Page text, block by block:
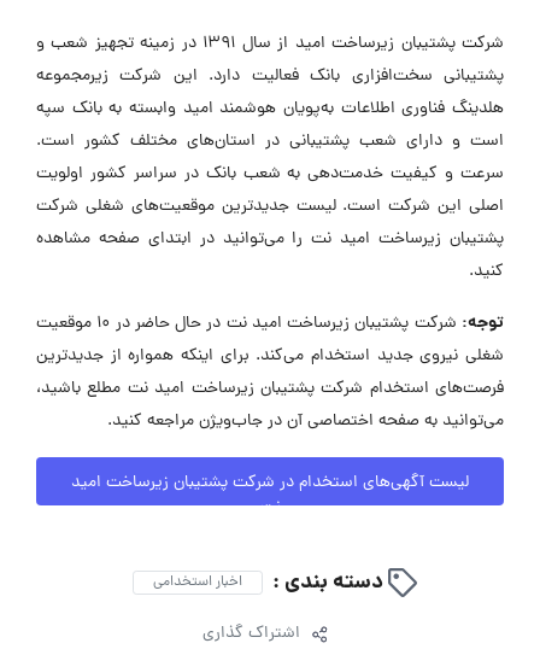
شرکت پشتیبان زیرساخت امید از سال ۱۳۹۱ در زمینه تجهیز شعب و
پشتیبانی سخت‌افزاری بانک فعالیت دارد. این شرکت زیرمجموعه
هلدینگ فناوری اطلاعات به‌پویان هوشمند امید وابسته به بانک سپه
است و دارای شعب پشتیبانی در استان‌های مختلف کشور است.
سرعت و کیفیت خدمت‌دهی به شعب بانک در سراسر کشور اولویت
اصلی این شرکت است. لیست جدیدترین موقعیت‌های شغلی شرکت
پشتیبان زیرساخت امید نت را می‌توانید در ابتدای صفحه مشاهده
کنید.
توجه:
شرکت پشتیبان زیرساخت امید نت در حال حاضر در ۱۰ موقعیت
شغلی نیروی جدید استخدام می‌کند. برای اینکه همواره از جدیدترین
فرصت‌های استخدام شرکت پشتیبان زیرساخت امید نت مطلع باشید،
می‌توانید به صفحه اختصاصی آن در جاب‌ویژن مراجعه کنید.
لیست آگهی‌های استخدام در شرکت پشتیبان زیرساخت امید
نت
دسته بندی : اخبار استخدامی
اشتراک گذاری